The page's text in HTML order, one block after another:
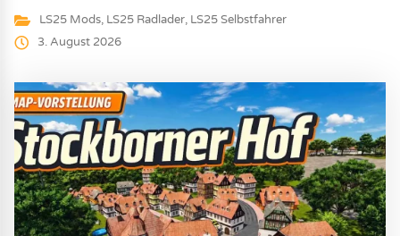
LS25 Mods, LS25 Radlader, LS25 Selbstfahrer
3. August 2026